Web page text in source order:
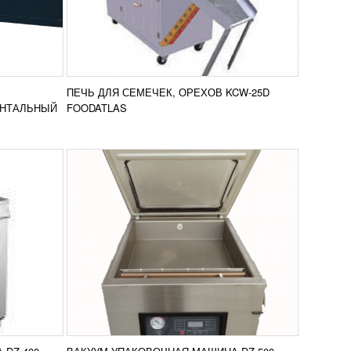
ПЕЧЬ ДЛЯ СЕМЕЧЕК, ОРЕХОВ KCW-25D
FOODATLAS
126 139 RUB
Вакуумная упаковочная машина DZ-
500 применяется для герметичной
упаковки пищевых продуктов. Аппарат
оснащен большой камерой имеющей
две...
ПОДРОБНЕЕ сравнение